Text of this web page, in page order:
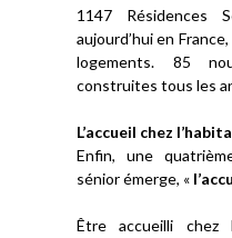
1147 Résidences
aujourd’hui en
logements. 85
construites tous les
L’accueil chez
Enfin, une
sénior émerge, «
Être accueilli chez